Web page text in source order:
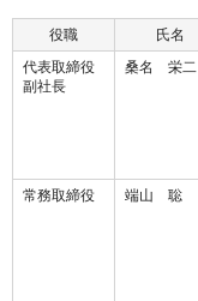
役職 氏名
代表取締役
副社長
桑名 栄二
常務取締役
端山 聡